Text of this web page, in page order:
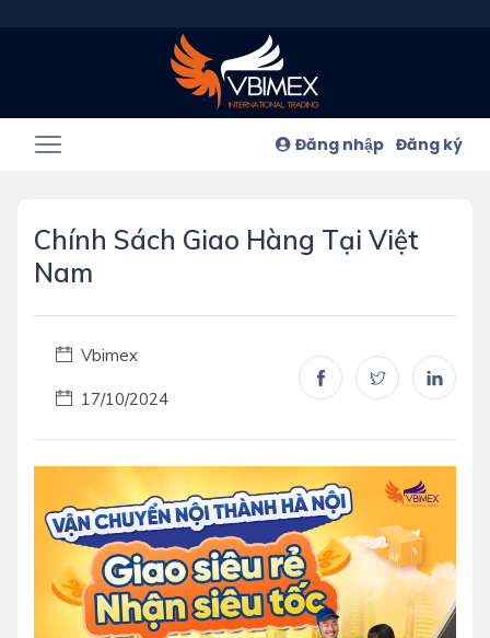
Đăng nhập Đăng ký
Chính Sách Giao Hàng Tại Việt
Nam
Vbimex
17/10/2024